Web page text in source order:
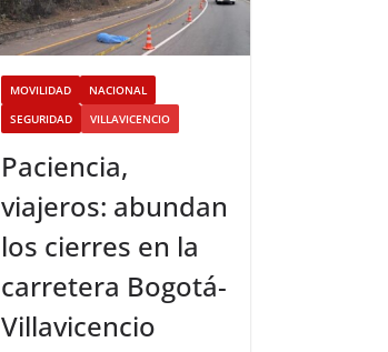
MOVILIDAD
NACIONAL
SEGURIDAD
VILLAVICENCIO
Paciencia,
viajeros: abundan
los cierres en la
carretera Bogotá-
Villavicencio